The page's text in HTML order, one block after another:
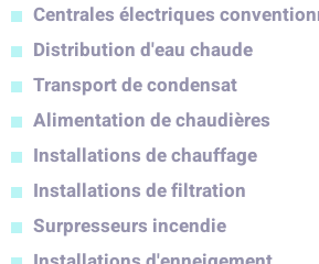
Centrales électriques
Distribution d'eau chaude
Transport de condensat
Alimentation de chaudières
Installations de chauffage
Installations de filtration
Surpresseurs incendie